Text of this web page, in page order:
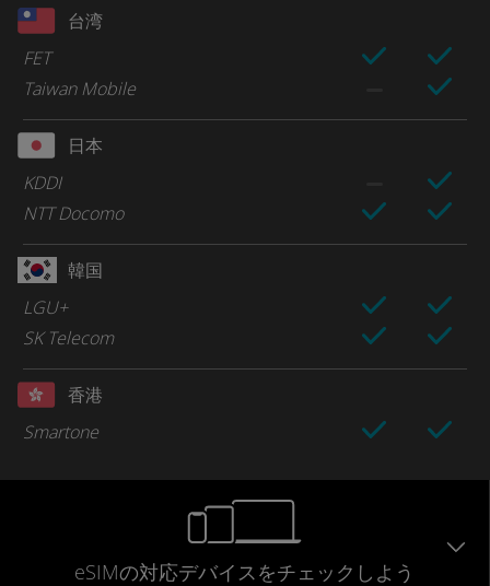
台湾
FET
Taiwan Mobile
日本
KDDI
NTT Docomo
韓国
LGU+
SK Telecom
香港
Smartone
eSIMの対応デバイスをチェックしよう